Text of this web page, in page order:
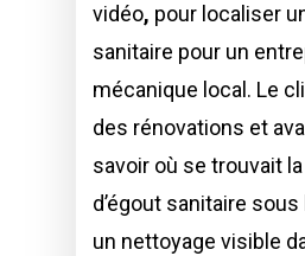
vidéo, pour localiser
sanitaire pour un
mécanique local. Le
des rénovations et
savoir où se trouvait
d’égout sanitaire
un nettoyage visible